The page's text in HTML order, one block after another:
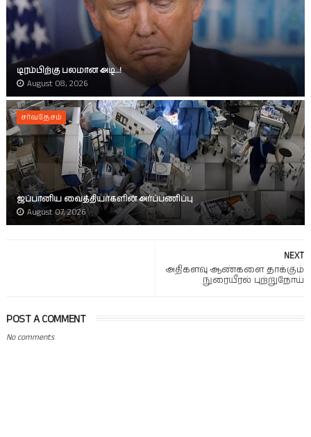
டிரம்பிற்கு பலமான அடி...!
August 08, 2026
சர்வதேசம்
ஜப்பானிய வைத்தியர்களின் அர்ப்பணிப்பு
August 07, 2026
NEXT
அதிகளவு ஆண்களை தாக்கும்
நுரையீரல் புற்றுநோய்
POST A COMMENT
No comments